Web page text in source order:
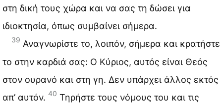
στη δική τους χώρα και να σας τη δώσει για
ιδιοκτησία, όπως συμβαίνει σήμερα.
39 Αναγνωρίστε το, λοιπόν, σήμερα και κρατήστε
το στην καρδιά σας: Ο Κύριος, αυτός είναι Θεός
στον ουρανό και στη γη. Δεν υπάρχει άλλος εκτός
απ’ αυτόν. 40 Τηρήστε τους νόμους του και τις